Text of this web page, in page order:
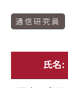
通信研究員